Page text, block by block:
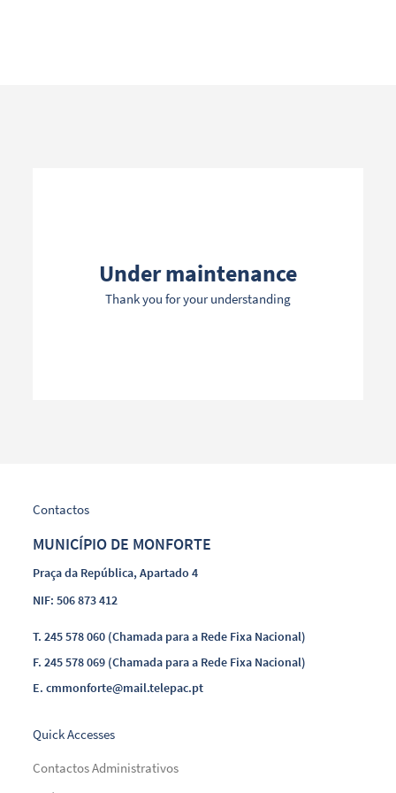
Under maintenance
Thank you for your understanding
Contactos
MUNICÍPIO DE MONFORTE
Praça da República, Apartado 4
NIF: 506 873 412
T.245 578 060 (Chamada para a Rede Fixa Nacional)
F.245 578 069 (Chamada para a Rede Fixa Nacional)
E.cmmonforte@mail.telepac.pt
Quick Accesses
Contactos Administrativos